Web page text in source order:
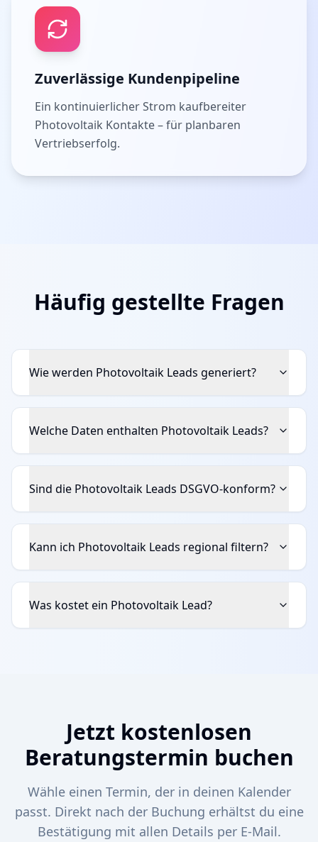
Zuverlässige Kundenpipeline
Ein kontinuierlicher Strom kaufbereiter
Photovoltaik Kontakte – für planbaren
Vertriebserfolg.
Häufig gestellte Fragen
Wie werden Photovoltaik Leads generiert?
Welche Daten enthalten Photovoltaik Leads?
Sind die Photovoltaik Leads DSGVO-konform?
Kann ich Photovoltaik Leads regional filtern?
Was kostet ein Photovoltaik Lead?
Jetzt kostenlosen
Beratungstermin buchen
Wähle einen Termin, der in deinen Kalender
passt. Direkt nach der Buchung erhältst du eine
Bestätigung mit allen Details per E-Mail.